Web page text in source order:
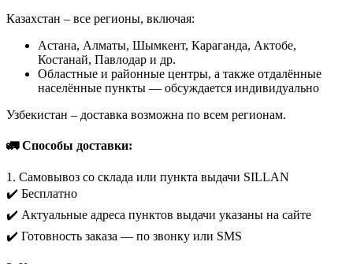
Казахстан – все регионы, включая:
Астана, Алматы, Шымкент, Караганда, Актобе,
Костанай, Павлодар и др.
Областные и районные центры, а также отдалённые
населённые пункты — обсуждается индивидуально
Узбекистан – доставка возможна по всем регионам.
🚛 Способы доставки:
1. Самовывоз со склада или пункта выдачи SILLAN
✔️ Бесплатно
✔️ Актуальные адреса пунктов выдачи указаны на сайте
✔️ Готовность заказа — по звонку или SMS